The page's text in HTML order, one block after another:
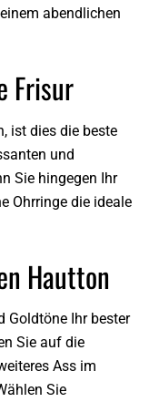
abendlichen
Frisur
ist dies die beste
und
Sie hingegen Ihr
Ohrringe die ideale
Hautton
Goldtöne Ihr bester
Sie auf die
Ass im
Sie